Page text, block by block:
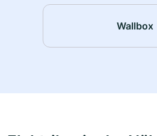
Wallbox